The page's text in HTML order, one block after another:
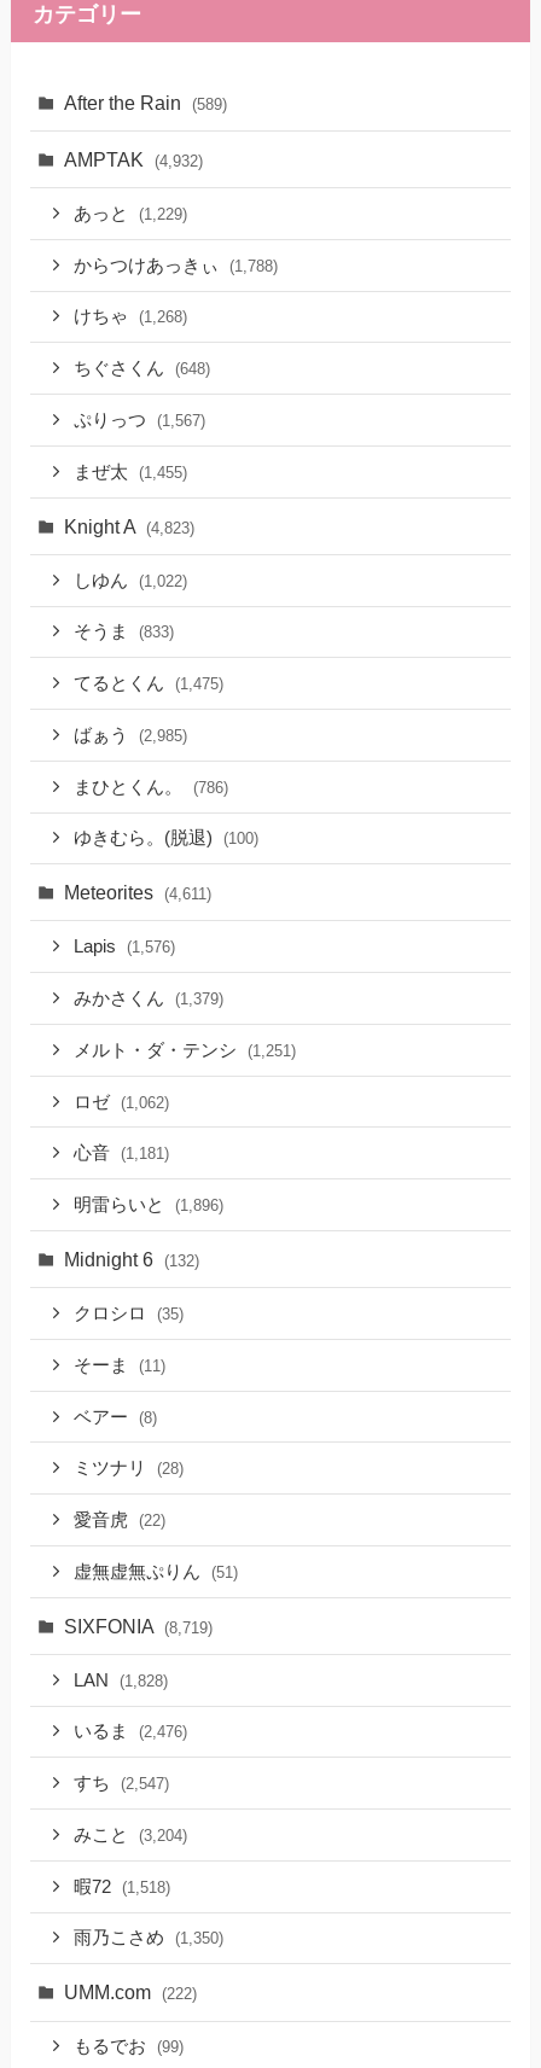
カテゴリー
After the Rain (589)
AMPTAK (4,932)
あっと (1,229)
からつけあっきぃ (1,788)
けちゃ (1,268)
ちぐさくん (648)
ぷりっつ (1,567)
まぜ太 (1,455)
Knight A (4,823)
しゆん (1,022)
そうま (833)
てるとくん (1,475)
ばぁう (2,985)
まひとくん。 (786)
ゆきむら。(脱退) (100)
Meteorites (4,611)
Lapis (1,576)
みかさくん (1,379)
メルト・ダ・テンシ (1,251)
ロゼ (1,062)
心音 (1,181)
明雷らいと (1,896)
Midnight 6 (132)
クロシロ (35)
そーま (11)
ベアー (8)
ミツナリ (28)
愛音虎 (22)
虚無虚無ぷりん (51)
SIXFONIA (8,719)
LAN (1,828)
いるま (2,476)
すち (2,547)
みこと (3,204)
暇72 (1,518)
雨乃こさめ (1,350)
UMM.com (222)
もるでお (99)